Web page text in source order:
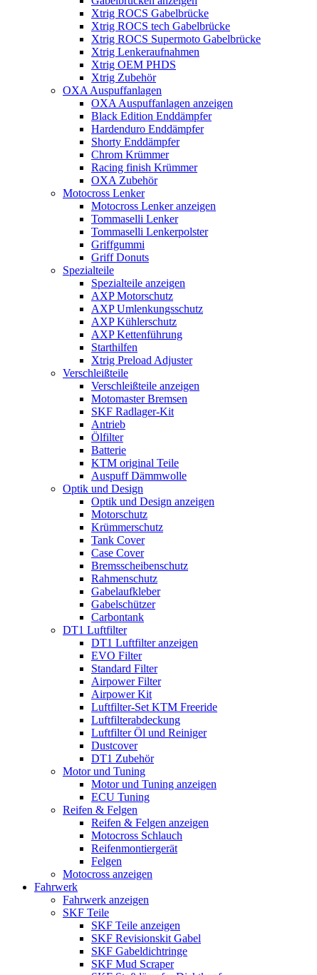
Xtrig ROCS Gabelbrücke
Xtrig ROCS tech Gabelbrücke
Xtrig ROCS Supermoto Gabelbrücke
Xtrig Lenkeraufnahmen
Xtrig OEM PHDS
Xtrig Zubehör
OXA Auspuffanlagen
OXA Auspuffanlagen anzeigen
Black Edition Enddämpfer
Hardenduro Enddämpfer
Shorty Enddämpfer
Chrom Krümmer
Racing finish Krümmer
OXA Zubehör
Motocross Lenker
Motocross Lenker anzeigen
Tommaselli Lenker
Tommaselli Lenkerpolster
Griffgummi
Griff Donuts
Spezialteile
Spezialteile anzeigen
AXP Motorschutz
AXP Umlenkungsschutz
AXP Kühlerschutz
AXP Kettenführung
Starthilfen
Xtrig Preload Adjuster
Verschleißteile
Verschleißteile anzeigen
Motomaster Bremsen
SKF Radlager-Kit
Antrieb
Ölfilter
Batterie
KTM original Teile
Auspuff Dämmwolle
Optik und Design
Optik und Design anzeigen
Motorschutz
Krümmerschutz
Tank Cover
Case Cover
Bremsscheibenschutz
Rahmenschutz
Gabelaufkleber
Gabelschützer
Carbontank
DT1 Luftfilter
DT1 Luftfilter anzeigen
EVO Filter
Standard Filter
Airpower Filter
Airpower Kit
Luftfilter-Set KTM Freeride
Luftfilterabdeckung
Luftfilter Öl und Reiniger
Dustcover
DT1 Zubehör
Motor und Tuning
Motor und Tuning anzeigen
ECU Tuning
Reifen & Felgen
Reifen & Felgen anzeigen
Motocross Schlauch
Reifenmontiergerät
Felgen
Motocross anzeigen
Fahrwerk
Fahrwerk anzeigen
SKF Teile
SKF Teile anzeigen
SKF Revisionskit Gabel
SKF Gabeldichtringe
SKF Mud Scraper